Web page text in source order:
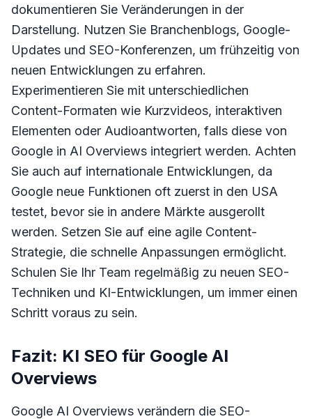
dokumentieren Sie Veränderungen in der
Darstellung. Nutzen Sie Branchenblogs, Google-
Updates und SEO-Konferenzen, um frühzeitig von
neuen Entwicklungen zu erfahren.
Experimentieren Sie mit unterschiedlichen
Content-Formaten wie Kurzvideos, interaktiven
Elementen oder Audioantworten, falls diese von
Google in AI Overviews integriert werden. Achten
Sie auch auf internationale Entwicklungen, da
Google neue Funktionen oft zuerst in den USA
testet, bevor sie in andere Märkte ausgerollt
werden. Setzen Sie auf eine agile Content-
Strategie, die schnelle Anpassungen ermöglicht.
Schulen Sie Ihr Team regelmäßig zu neuen SEO-
Techniken und KI-Entwicklungen, um immer einen
Schritt voraus zu sein.
Fazit: KI SEO für Google AI
Overviews
Google AI Overviews verändern die SEO-